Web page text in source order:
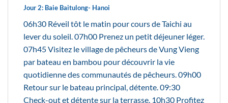
Jour 2: Baie Baitulong- Hanoi
06h30 Réveil tôt le matin pour cours de Taichi au
lever du soleil. 07h00 Prenez un petit déjeuner léger.
07h45 Visitez le village de pêcheurs de Vung Vieng
par bateau en bambou pour découvrir la vie
quotidienne des communautés de pêcheurs. 09h00
Retour sur le bateau principal, détente. 09:30
Check-out et détente sur la terrasse. 10h30 Profitez